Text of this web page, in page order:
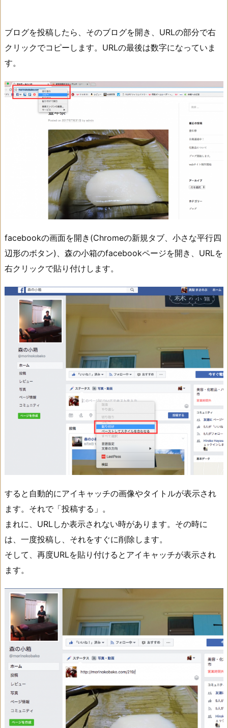
ブログを投稿したら、そのブログを開き、URLの部分で右
クリックでコピーします。URLの最後は数字になっていま
す。
facebookの画面を開き(Chromeの新規タブ、小さな平行四
辺形のボタン)、森の小箱のfacebookページを開き、URLを
右クリックで貼り付けします。
すると自動的にアイキャッチの画像やタイトルが表示され
ます。それで「投稿する」。
まれに、URLしか表示されない時があります。その時に
は、一度投稿し、それをすぐに削除します。
そして、再度URLを貼り付けるとアイキャッチが表示され
ます。